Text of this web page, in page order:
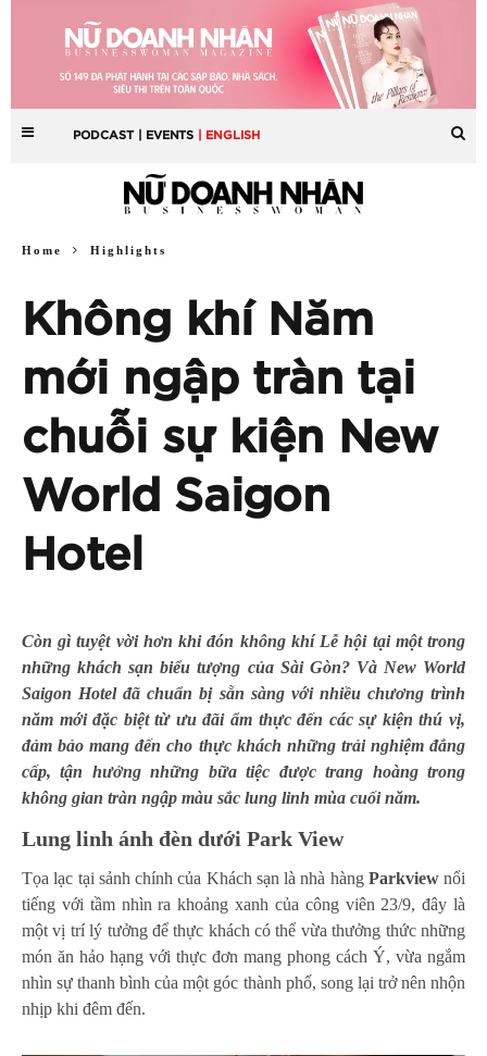
PODCAST | EVENTS | ENGLISH
Home Highlights
Không khí Năm
mới ngập tràn tại
chuỗi sự kiện New
World Saigon
Hotel
Còn gì tuyệt vời hơn khi đón không khí Lễ hội tại một trong
những khách sạn biểu tượng của Sài Gòn? Và New World
Saigon Hotel đã chuẩn bị sẵn sàng với nhiều chương trình
năm mới đặc biệt từ ưu đãi ẩm thực đến các sự kiện thú vị,
đảm bảo mang đến cho thực khách những trải nghiệm đẳng
cấp, tận hưởng những bữa tiệc được trang hoàng trong
không gian tràn ngập màu sắc lung linh mùa cuối năm.
Lung linh ánh đèn dưới Park View
Tọa lạc tại sảnh chính của Khách sạn là nhà hàng Parkview nổi
tiếng với tầm nhìn ra khoảng xanh của công viên 23/9, đây là
một vị trí lý tưởng để thực khách có thể vừa thưởng thức những
món ăn hảo hạng với thực đơn mang phong cách Ý, vừa ngắm
nhìn sự thanh bình của một góc thành phố, song lại trở nên nhộn
nhịp khi đêm đến.